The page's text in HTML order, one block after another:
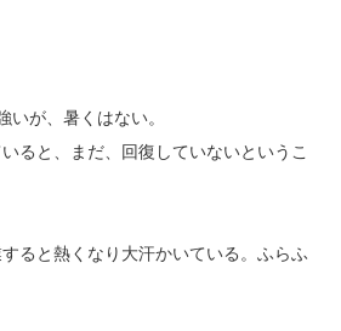
いが、暑くはない。
ると、まだ、回復していないというこ
ると熱くなり大汗かいている。ふらふ